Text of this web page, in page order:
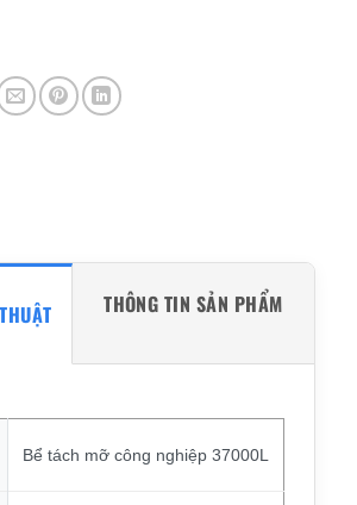
THÔNG TIN SẢN PHẨM
Bể tách mỡ công nghiệp 37000L